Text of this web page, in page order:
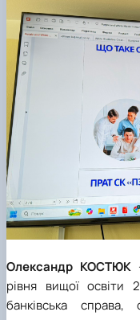
Олександр КОСТЮК
рівня вищої освіти
банківська